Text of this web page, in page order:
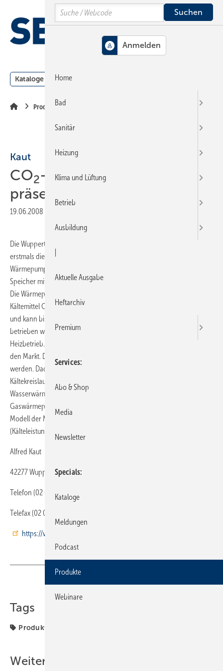
Hauptinhalt
Hauptmenü
SiteSearch
Kataloge Meldungen
Produkte
Kaut
CO2-Wärmepumpe
präsentiert
19.06.2008
Die Wuppertaler Alfred Kaut GmbH präsentierte auf der SHK Essen
erstmals die neu ins Lieferprogramm genommene CO
Wärmepumpe. Das Bild zeigt die Außeneinheit SHP-C90 GEN und
Speicher mit Regelung unter der Typenbezeichnung SHP-TH99DDN.
Die Wärmepumpe, die mit umweltfreundlichem, natürlichem
Kältemittel CO
betrieben wird, erreicht eine Heizleis­ung von 9 kW
und kann bis zu einer Außentemperatur von 25 Grad unter Null
betrieben werden. Die Außeneinheit hat einen unterbrechungsfreien
Heizbetrieb. Auch eine neue Gaswärmepumpenserie brachte Kaut auf
den Markt. Die Außeneinheiten können als Doppelmodul betrieben
werden. Dadurch ist der Anschluss von bis zu 48 Inneneinheiten je
Kältekreislauf möglich. Die Produktpalette wird durch einen weiteren
Wasserwärmeüberträger für die M-Serie ergänzt. Das
Gaswärmepumpenprogramm wird abgerundet durch ein neues
Modell der M-Serie mit integriertem Generator zur Stromerzeugung
(Kälteleistung 56 kW, Heizleistung 63 kW).
Alfred Kaut
42277 Wuppertal
Telefon (02 02) 2 68 20
Telefax (02 02) 2 68 21 00
https://www.kaut.de/
Teilen Link kopieren
Tags
Produkte
Weitere Inhalte
Search
Home
Bad
Sanitär
Heizung
Klima und Lüftung
Betrieb
Ausbildung
Aktuelle Ausgabe
Heftarchiv
Premium
Services
Abo & Shop
Media
Newsletter
Specials
Kataloge
Meldungen
Podcast
Produkte
Webinare